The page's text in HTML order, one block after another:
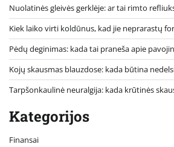
Nuolatinės gleivės gerklėje: ar tai rimto
Kiek laiko virti koldūnus, kad jie neprarastų
Pėdų deginimas: kada tai praneša apie
Kojų skausmas blauzdose: kada būtina
Tarpšonkaulinė neuralgija: kada krūtinės
Kategorijos
Finansai